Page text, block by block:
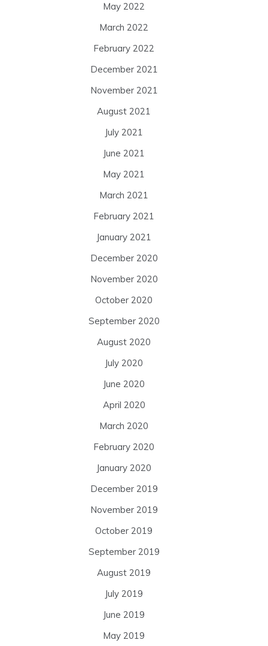
May 2022
March 2022
February 2022
December 2021
November 2021
August 2021
July 2021
June 2021
May 2021
March 2021
February 2021
January 2021
December 2020
November 2020
October 2020
September 2020
August 2020
July 2020
June 2020
April 2020
March 2020
February 2020
January 2020
December 2019
November 2019
October 2019
September 2019
August 2019
July 2019
June 2019
May 2019